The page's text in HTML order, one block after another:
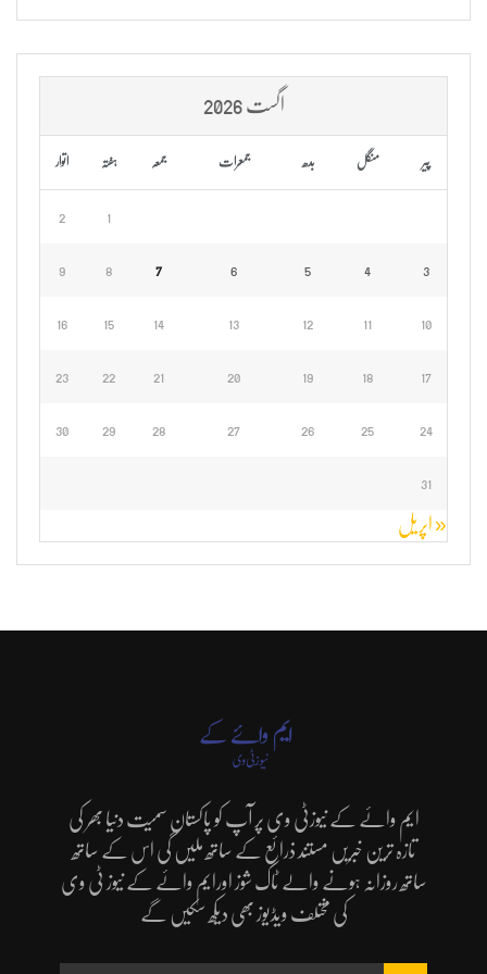
اگست 2026
پیر منگل بدھ جمعرات جمعہ ہفتہ اتوار
1
2
3
4
5
6
7
8
9
10
11
12
13
14
15
16
17
18
19
20
21
22
23
24
25
26
27
28
29
30
31
« اپریل
ایم وائے کے نیوزٹی وی پر آپ کو پاکستان سمیت دنیا بھر کی
تازہ ترین خبریں مستند ذرائع کے ساتھ ملیں گی اس کے ساتھ
ساتھ روزانہ ہونے والے ٹاک شوز اورایم وائے کے نیوز ٹی وی
کی مختلف ویڈیوز بھی دیکھ سکیں گے